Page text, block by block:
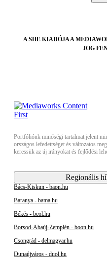
A SHE KIADÓJA A
JOG
Portfóliónk minőségi tartalmat jelent
országos lefedettséget és változatos
keressük az új irányokat és fejlődési
Regionális
Bács-Kiskun - baon.hu
Baranya - bama.hu
Békés - beol.hu
Borsod-Abaúj-Zemplén - boon.hu
Csongrád - delmagyar.hu
Dunaújváros - duol.hu